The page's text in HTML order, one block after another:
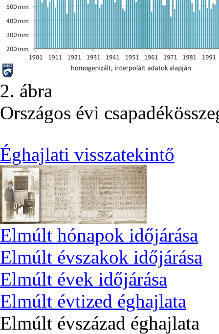
2. ábra
Országos évi
Éghajlati visszatekintő
Elmúlt hónapok időjárása
Elmúlt évszakok időjárása
Elmúlt évek időjárása
Elmúlt évtized éghajlata
Elmúlt évszázad éghajlata